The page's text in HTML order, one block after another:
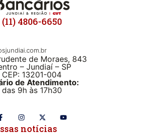
notícias
(11) 4806-6650
de Moraes, 843
– Jundiaí – SP
CEP: 13201-004
de Atendimento:
das 9h às 17h30